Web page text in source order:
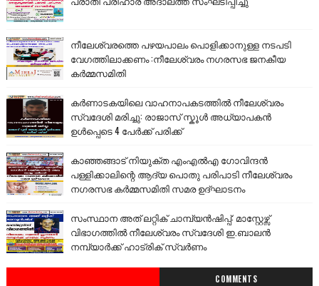
നീലേശ്വരത്തെ പഴയപാലം പൊളിക്കാനുള്ള നടപടി
വേഗത്തിലാക്കണം :നീലേശ്വരം നഗരസഭ ജനകീയ
കർമ്മസമിതി
കർണാടകയിലെ വാഹനാപകടത്തിൽ നീലേശ്വരം
സ്വദേശി മരിച്ചു: രാജാസ് സ്കൂൾ അധ്യാപകൻ
ഉൾപ്പെടെ 4 പേർക്ക് പരിക്ക്
കാഞ്ഞങ്ങാട് നിയുക്ത എംഎൽഎ ഗോവിന്ദൻ
പള്ളിക്കാലിന്റെ ആദ്യ പൊതു പരിപാടി നീലേശ്വരം
നഗരസഭ കർമ്മസമിതി സമര ഉദ്ഘാടനം
സംസ്ഥാന അത് ലറ്റിക് ചാമ്പ്യൻഷിപ്പ്: മാസ്റ്റേഴ്സ്
വിഭാഗത്തിൽ നീലേശ്വരം സ്വദേശി ഇ.ബാലൻ
നമ്പ്യാർക്ക് ഹാട്രിക് സ്വർണം
COMMENTS